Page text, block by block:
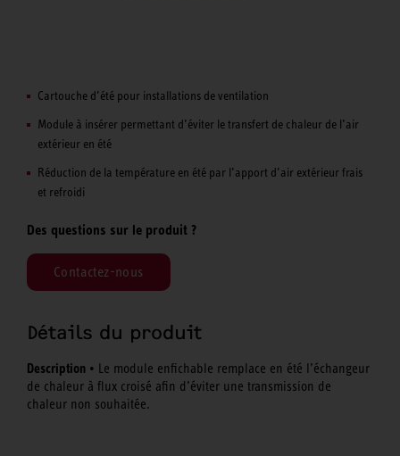
Cartouche d’été pour installations de ventilation
Module à insérer permettant d’éviter le transfert de chaleur de l’air
extérieur en été
Réduction de la température en été par l’apport d’air extérieur frais
et refroidi
Des questions sur le produit ?
Contactez-nous
Détails du produit
Description • Le module enfichable remplace en été l’échangeur
de chaleur à flux croisé afin d’éviter une transmission de
chaleur non souhaitée.